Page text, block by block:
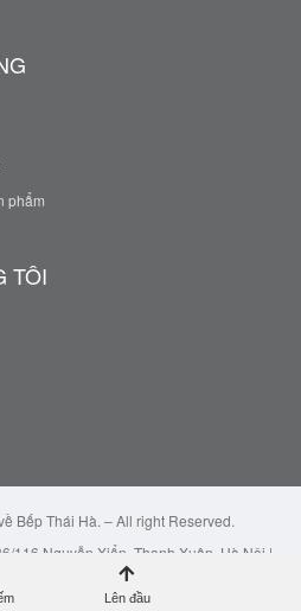
phẩm
TÔI
Bếp Thái Hà. – All right Reserved.
116 Nguyễn Xiển, Thanh Xuân, Hà Nội |
| Hotline: 0944.809.686
Lên đầu